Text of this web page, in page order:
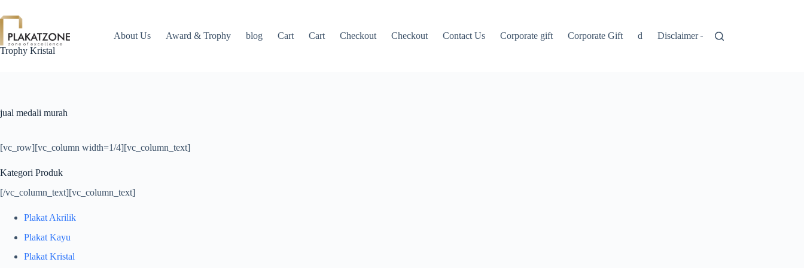
to
content
Trophy Kristal
About Us Award & Trophy blog Cart Cart Checkout Checkout Contact Us Corporate gift Corporate Gift d Disclaimer – Penolakan
jual medali murah
[vc_row][vc_column width=1/4][vc_column_text]
Kategori Produk
[/vc_column_text][vc_column_text]
Plakat Akrilik
Plakat Kayu
Plakat Kristal